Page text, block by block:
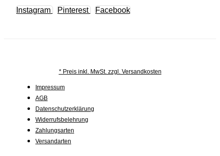
Instagram Pinterest Facebook
* Preis inkl. MwSt. zzgl. Versandkosten
Impressum
AGB
Datenschutzerklärung
Widerrufsbelehrung
Zahlungsarten
Versandarten